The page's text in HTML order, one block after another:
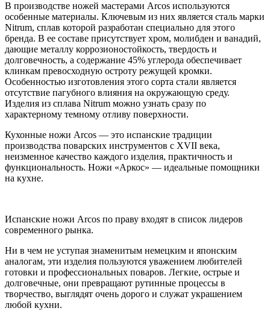
В производстве ножей мастерами Arcos используются
особенные материалы. Ключевым из них является сталь марки
Nitrum, сплав которой разработан специально для этого
бренда. В ее составе присутствует хром, молибден и ванадий,
дающие металлу коррозионостойкость, твердость и
долговечность, а содержание 45% углерода обеспечивает
клинкам превосходную остроту режущей кромки.
Особенностью изготовления этого сорта стали является
отсутствие пагубного влияния на окружающую среду.
Изделия из сплава Nitrum можно узнать сразу по
характерному темному отливу поверхности.
Кухонные ножи Arcos — это испанские традиции
производства поварских инструментов с XVII века,
неизменное качество каждого изделия, практичность и
функциональность. Ножи «Аркос» — идеальные помощники
на кухне.
Испанские ножи Arcos по праву входят в список лидеров
современного рынка.
Ни в чем не уступая знаменитым немецким и японским
аналогам, эти изделия пользуются уважением любителей
готовки и профессиональных поваров. Легкие, острые и
долговечные, они превращают рутинные процессы в
творчество, выглядят очень дорого и служат украшением
любой кухни.